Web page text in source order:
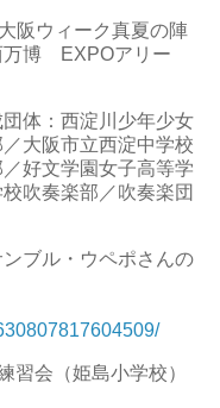
阪ウィーク真夏の陣
万博 EXPOアリー
体：西淀川少年少女
大阪市立西淀中学校
好文学園女子高等学
吹奏楽部／吹奏楽団
ブル・ウペポさんの
会（姫島小学校）